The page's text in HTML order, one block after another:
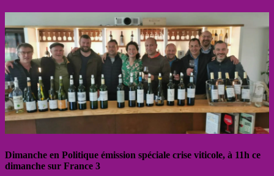
Dimanche en Politique émission spéciale crise viticole, à 11h ce
dimanche sur France 3